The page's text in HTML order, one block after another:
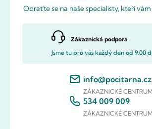
Obraťte se na naše specialisty, kteří
Zákaznická podpora
Jsme tu pro vás každý den od 9.00
info@pocitarna.cz
ZÁKAZNICKÉ CENTRUM
534 009 009
ZÁKAZNICKÉ CENTRUM